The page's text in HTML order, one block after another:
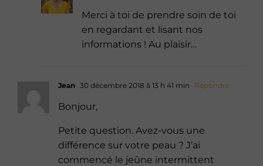
Merci à toi de prendre soin de toi
en regardant et lisant nos
informations ! Au plaisir…
Jean 30 décembre 2018 à 13 h 41 min- Répondre
Bonjour,
Petite question. Avez-vous une
différence sur votre peau ? J’ai
commencé le jeûne intermittent